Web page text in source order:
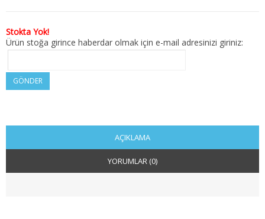
2. SINIF 3. YARIYIL KAMU
4. SINIF 7. YARIYIL KAMU
4. SINIF 8. YARIYIL KAMU
Stokta Yok!
Ürün stoğa girince haberdar olmak için e-mail adresinizi giriniz:
GÖNDER
AÇIKLAMA
YORUMLAR (0)